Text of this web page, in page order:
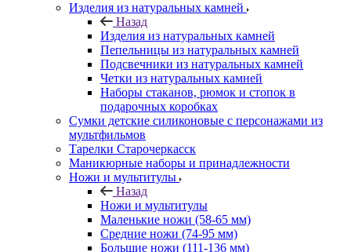
Изделия из натуральных камней
Назад
Изделия из натуральных камней
Пепельницы из натуральных камней
Подсвечники из натуральных камней
Четки из натуральных камней
Наборы стаканов, рюмок и стопок в
подарочных коробках
Сумки детские силиконовые с персонажами из
мультфильмов
Тарелки Старочеркасск
Маникюрные наборы и принадлежности
Ножи и мультитулы
Назад
Ножи и мультитулы
Маленькие ножи (58-65 мм)
Средние ножи (74-95 мм)
Большие ножи (111-136 мм)